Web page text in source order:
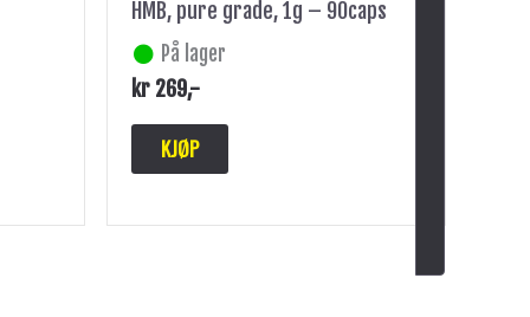
HMB, pure grade, 1g – 90caps
På lager
kr 269,-
KJØP